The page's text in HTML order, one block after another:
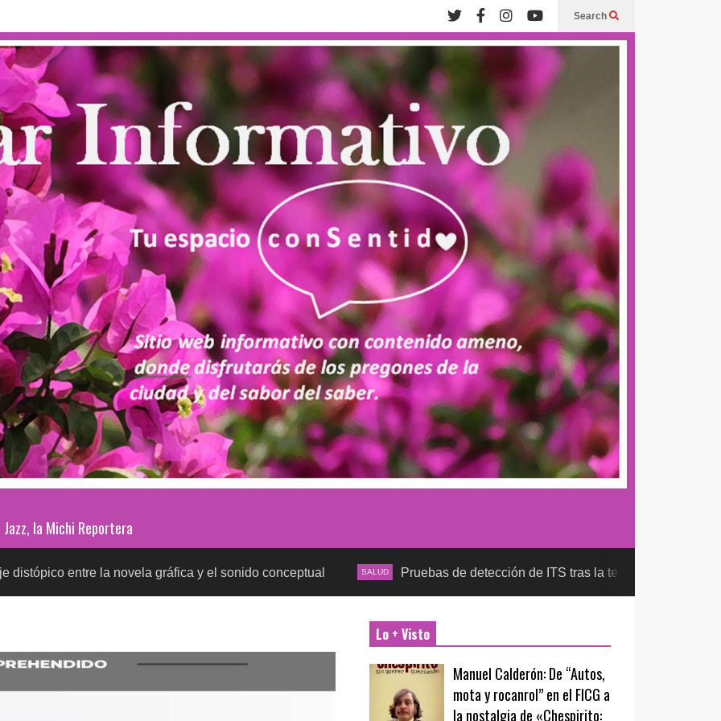
Search
Jazz, la Michi Reportera
la novela gráfica y el sonido conceptual SALUD Pruebas de detección de ITS tras la temporada futbolera,
Lo + Visto
Manuel Calderón: De “Autos,
mota y rocanrol” en el FICG a
la nostalgia de «Chespirito: